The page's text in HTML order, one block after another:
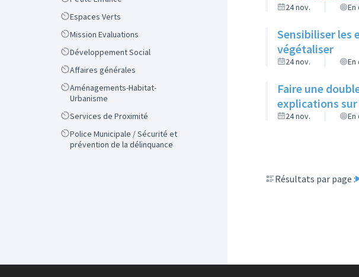
ScopeEspaces Verts
ScopeMission Evaluations
ScopeDéveloppement Social
ScopeAffaires générales
Scope
Aménagements-Habitat-
Urbanisme
ScopeServices de Proximité
Scope
Police Municipale / Sécurité et
prévention de la délinquance
24 nov.
Sensibiliser les
végétaliser
24 nov.
Faire une
explications
24 nov.
Résultats par page :